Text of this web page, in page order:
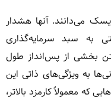
می‌دانند. آنها هشدار
به سبد سرمایه‌گذاری
بخشی از پس‌انداز طول
به ویژگی‌های ذاتی این
که معمولاً کارمزد بالاتر،